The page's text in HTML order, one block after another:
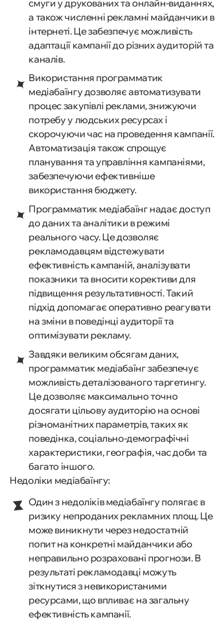
смуги у друкованих та онлайн-виданнях,
а також численні рекламні майданчики в
інтернеті. Це забезпечує можливість
адаптації кампанії до різних аудиторій та
каналів.
Використання программатик
медіабаїнгу дозволяє автоматизувати
процес закупівлі реклами, знижуючи
потребу у людських ресурсах і
скорочуючи час на проведення кампанії.
Автоматизація також спрощує
планування та управління кампаніями,
забезпечуючи ефективніше
використання бюджету.
Программатик медіабаїнг надає доступ
до даних та аналітики в режимі
реального часу. Це дозволяє
рекламодавцям відстежувати
ефективність кампаній, аналізувати
показники та вносити корективи для
підвищення результативності. Такий
підхід допомагає оперативно реагувати
на зміни в поведінці аудиторії та
оптимізувати рекламу.
Завдяки великим обсягам даних,
программатик медіабаїнг забезпечує
можливість деталізованого таргетингу.
Це дозволяє максимально точно
досягати цільову аудиторію на основі
різноманітних параметрів, таких як
поведінка, соціально-демографічні
характеристики, географія, час доби та
багато іншого.
Недоліки медіабаїнгу:
Один з недоліків медіабаїнгу полягає в
ризику непроданих рекламних площ. Це
може виникнути через недостатній
попит на конкретні майданчики або
неправильно розраховані прогнози. В
результаті рекламодавці можуть
зіткнутися з невикористаними
ресурсами, що впливає на загальну
ефективність кампанії.